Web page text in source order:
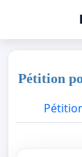
Pétition